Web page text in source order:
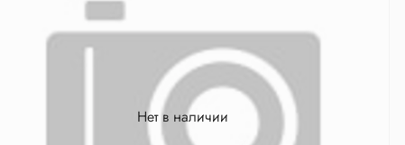
Нет в наличии